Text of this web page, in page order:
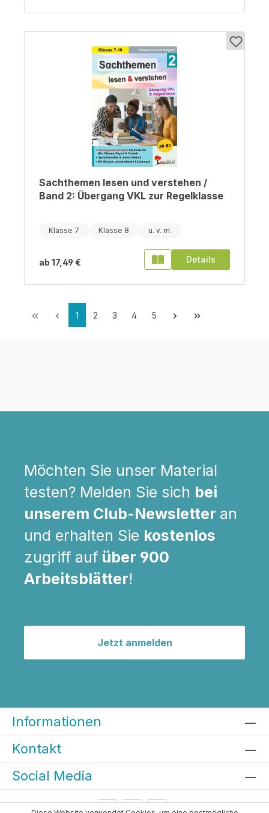
Sachthemen lesen und verstehen /
Band 2: Übergang VKL zur Regelklasse
Klasse 7 Klasse 8
ab 17,49 € Details
1 2 3 4 5
Möchten Sie unser Material
testen? Melden Sie sich bei
unserem Club-Newsletter an
und erhalten Sie kostenlos
zugriff auf über 900
Arbeitsblätter!
Jetzt anmelden
Informationen
Kontakt
Social Media